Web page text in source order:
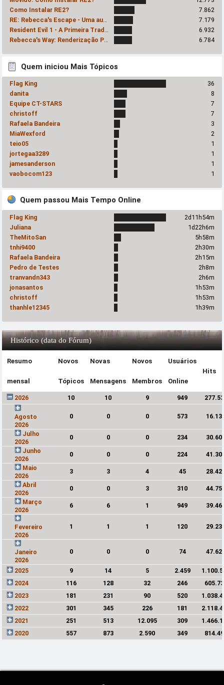
Como Instalar RE2?
7.862
7.179
6.932
6.784
Quem iniciou Mais Tópicos
Flag King
36
danita
8
Equipe CT-STARS
7
christoff
7
Rafaela Bandeira
3
MiaWexford
2
teio05
1
jortegaa3289
1
jamesanderson
1
vaobocom123
1
Quem passou Mais Tempo Online
Flag King
2d11h54m
Juliana
1d22h6m
TheMitoSan
5h58m
tnhi9400
2h30m
Rafaela Bandeira
2h15m
Pedro de Testes
2h8m
tranvandn343
2h6m
jonasantos
1h53m
christoff
1h53m
thanhle12345
1h39m
Histórico (data do Fórum)
Resumo
mensal
Novos
Tópicos
Novas
Mensagens
Novos
Membros
Usuários
Online
Hits
2026 10 10 9 949
Agosto
2026
0 0 0 573
Julho
2026
0 0 0 234
Junho
2026
0 0 0 224
Maio
2026
3 3 4 45
Abril
2026
0 0 3 310
Março
2026
6 6 1 949
Fevereiro
2026
1 1 1 120
Janeiro
2026
0 0 0 74
2025 9 14 5 2.459
2024
116 128 32 246
2023
181 231 90 520
2022
301 345 226 181
2021
251 513 12.095 309
2020
557 873 2.590 349